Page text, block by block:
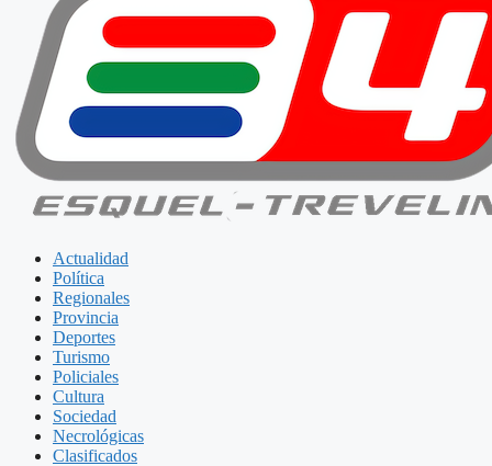
Actualidad
Política
Regionales
Provincia
Deportes
Turismo
Policiales
Cultura
Sociedad
Necrológicas
Clasificados